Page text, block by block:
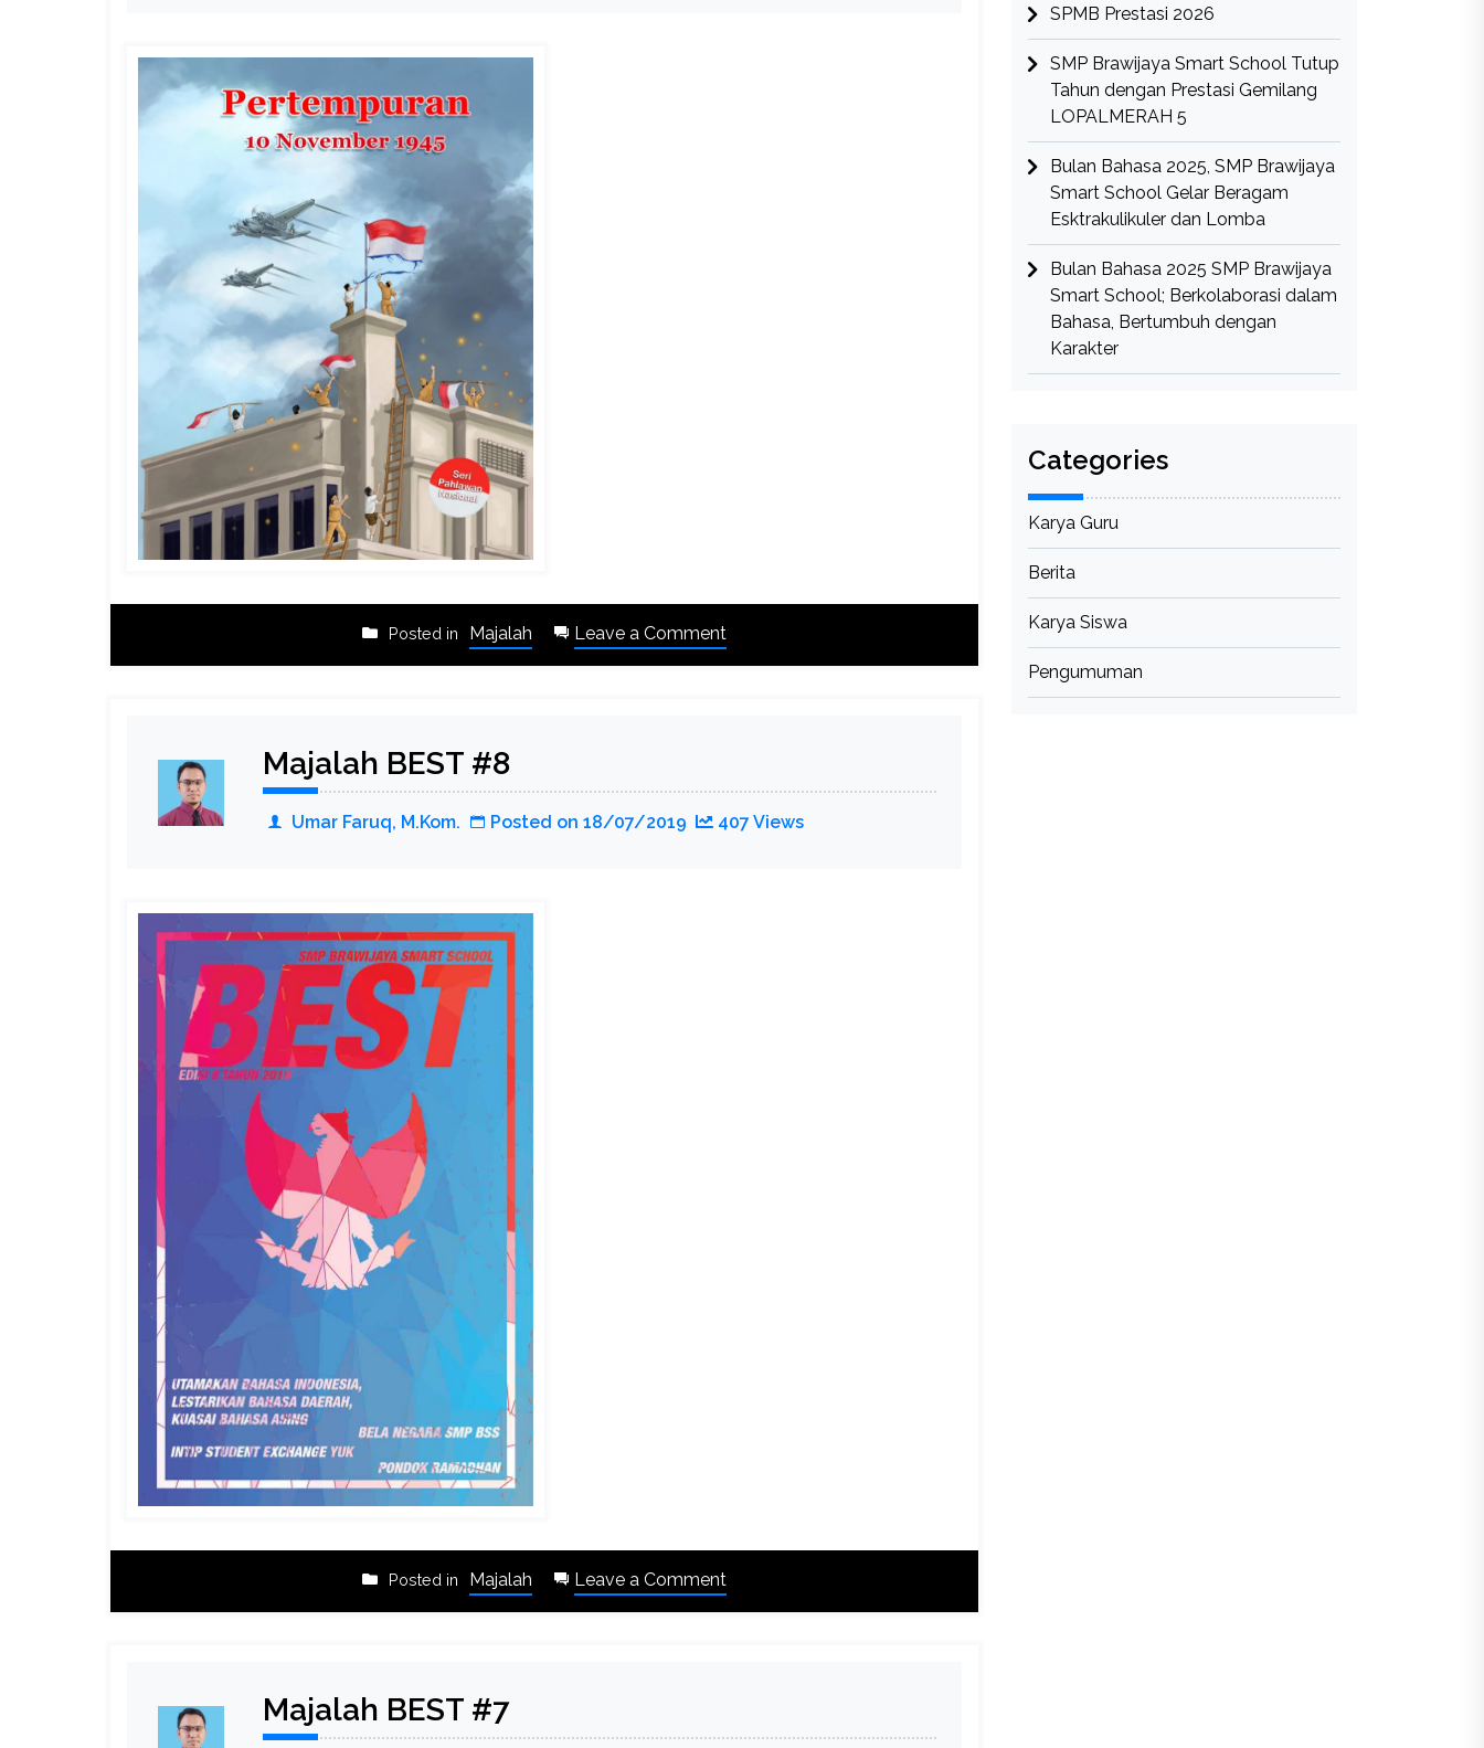
Posted in Majalah Leave a Comment
Majalah BEST #8
Umar Faruq, M.Kom. Posted on 18/07/2019 407 Views
Posted in Majalah Leave a Comment
Majalah BEST #7
SPMB Prestasi 2026
SMP Brawijaya Smart School Tutup
Tahun dengan Prestasi Gemilang
LOPALMERAH 5
Bulan Bahasa 2025, SMP Brawijaya
Smart School Gelar Beragam
Esktrakulikuler dan Lomba
Bulan Bahasa 2025 SMP Brawijaya
Smart School; Berkolaborasi dalam
Bahasa, Bertumbuh dengan
Karakter
Categories
Karya Guru
Berita
Karya Siswa
Pengumuman